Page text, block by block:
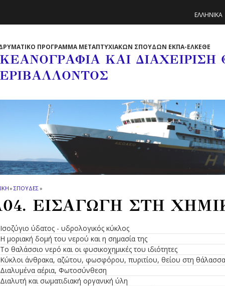
ΕΛΛΗΝΙΚΑ
ΠΡΟΓΡΑΜΜΑ ΜΕΤΑΠΤΥΧΙΑΚΩΝ ΣΠΟΥΔΩΝ ΕΚΠΑ-ΕΛΚΕΘΕ
ΚΑΙ ΔΙΑΧΕΙΡΙΣΗ
» ΣΠΟΥΔΕΣ»
ΕΙΣΑΓΩΓΗ ΣΤΗ
Ισοζύγιο ύδατος - υδρολογικός κύκλος
H μοριακή δομή του νερού και η σημασία της
Το θαλάσσιο νερό και οι φυσικοχημικές του ιδιότητες
Κύκλοι άνθρακα, αζώτου, φωσφόρου, πυριτίου, θείου στη θάλασσα
Διαλυμένα αέρια, Φωτοσύνθεση
Διαλυτή και σωματιδιακή οργανική ύλη